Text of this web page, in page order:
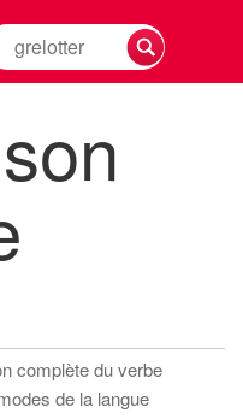
complète du verbe
de la langue